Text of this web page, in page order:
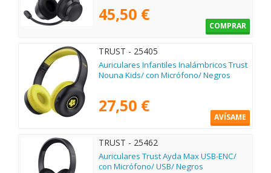
45,50 €
COMPRAR
TRUST - 25405
Auriculares Infantiles Inalámbricos Trust
Nouna Kids/ con Micrófono/ Negros
27,50 €
AVÍSAME
TRUST - 25462
Auriculares Trust Ayda Max USB-ENC/
con Micrófono/ USB/ Negros